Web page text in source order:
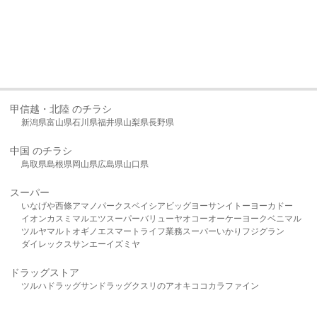
甲信越・北陸 のチラシ
新潟県富山県石川県福井県山梨県長野県
中国 のチラシ
鳥取県島根県岡山県広島県山口県
スーパー
いなげや西條アマノパークスベイシア ビッグヨーサンイトーヨーカドー
イオンカスミ マルエツスーパーバリューヤオコーオーケー ヨークベニマル
ツルヤマルト オギノ エスマート ライフ業務スーパーいかり フジグラン
ダイレックスサンエーイズミヤ
ドラッグストア
ツルハドラッグサンドラッグクスリのアオキ ココカラファイン